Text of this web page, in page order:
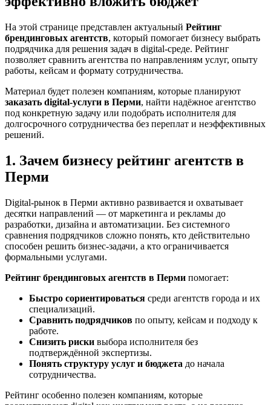
На этой странице представлен актуальный Рейтинг
брендинговых агентств, который помогает бизнесу выбрать
подрядчика для решения задач в digital-среде. Рейтинг
позволяет сравнить агентства по направлениям услуг, опыту
работы, кейсам и формату сотрудничества.
Материал будет полезен компаниям, которые планируют
заказать digital-услуги в Перми, найти надёжное агентство
под конкретную задачу или подобрать исполнителя для
долгосрочного сотрудничества без переплат и неэффективных
решений.
1. Зачем бизнесу рейтинг агентств в
Перми
Digital-рынок в Перми активно развивается и охватывает
десятки направлений — от маркетинга и рекламы до
разработки, дизайна и автоматизации. Без системного
сравнения подрядчиков сложно понять, кто действительно
способен решить бизнес-задачи, а кто ограничивается
формальными услугами.
Рейтинг брендинговых агентств в Перми помогает:
Быстро сориентироваться среди агентств города и их
специализаций.
Сравнить подрядчиков по опыту, кейсам и подходу к
работе.
Снизить риски выбора исполнителя без
подтверждённой экспертизы.
Понять структуру услуг и бюджета до начала
сотрудничества.
Рейтинг особенно полезен компаниям, которые